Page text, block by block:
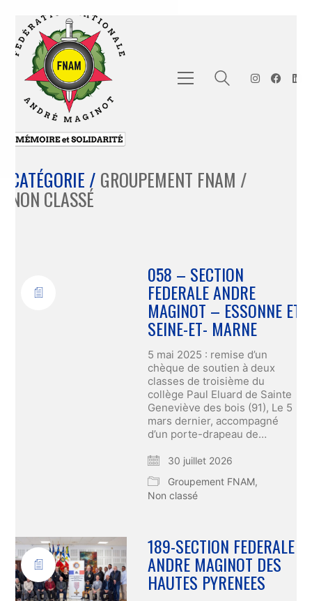
CATÉGORIE / GROUPEMENT FNAM /
NON CLASSÉ
058 – SECTION
FEDERALE ANDRE
MAGINOT – ESSONNE ET
SEINE-ET- MARNE
5 mai 2025 : remise d’un
chèque de soutien à deux
classes de troisième du
collège Paul Eluard de Sainte
Geneviève des bois (91), Le 5
mars dernier, accompagné
d’un porte-drapeau de…
30 juillet 2026
Groupement FNAM,
Non classé
189-SECTION FEDERALE
ANDRE MAGINOT DES
HAUTES PYRENEES